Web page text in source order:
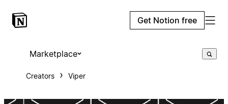
Get Notion free
Marketplace
Creators Viper